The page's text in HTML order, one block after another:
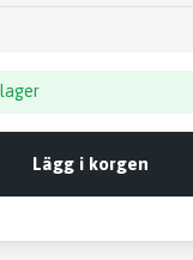
I lager
Lägg i korgen